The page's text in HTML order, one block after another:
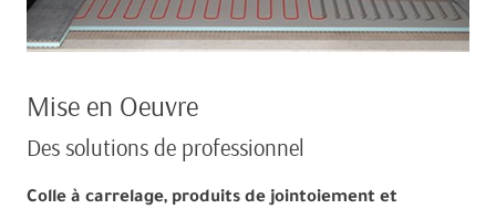
Mise en Oeuvre
Des solutions de professionnel
Colle à carrelage, produits de jointoiement et